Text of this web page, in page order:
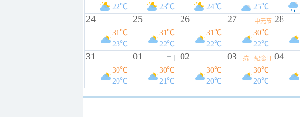
22℃
23℃
24℃
25℃
24
31℃
23℃
25
31℃
22℃
26
31℃
22℃
27 中元节
30℃
22℃
28
31
30℃
20℃
01 二十
30℃
21℃
02
30℃
20℃
03 抗日纪念日
30℃
20℃
04